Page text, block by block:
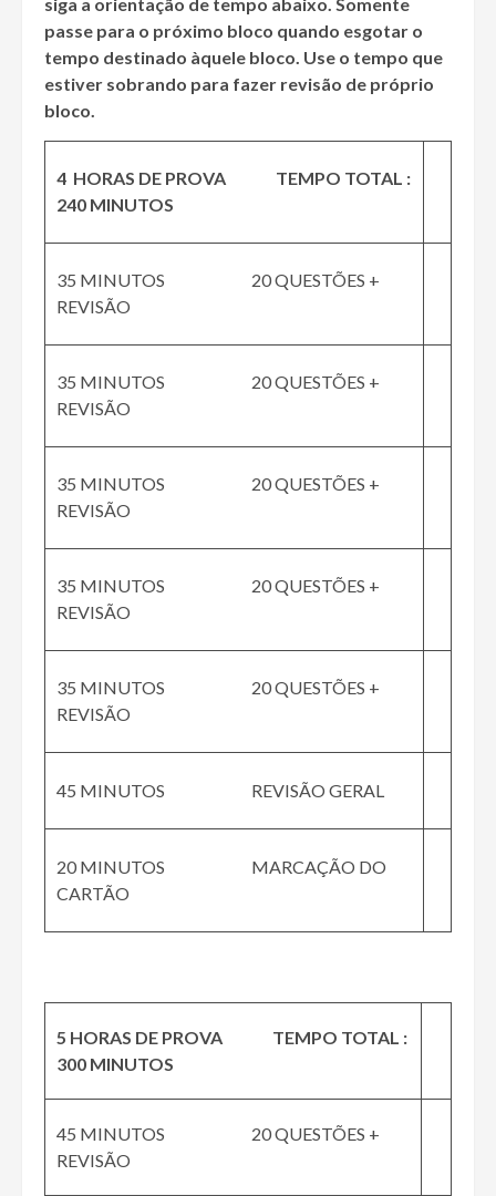
siga a orientação de tempo abaixo. Somente
passe para o próximo bloco quando esgotar o
tempo destinado àquele bloco. Use o tempo que
estiver sobrando para fazer revisão de próprio
bloco.
4 HORAS DE PROVA TEMPO TOTAL :
240 MINUTOS
35 MINUTOS 20 QUESTÕES +
REVISÃO
35 MINUTOS 20 QUESTÕES +
REVISÃO
35 MINUTOS 20 QUESTÕES +
REVISÃO
35 MINUTOS 20 QUESTÕES +
REVISÃO
35 MINUTOS 20 QUESTÕES +
REVISÃO
45 MINUTOS REVISÃO GERAL
20 MINUTOS MARCAÇÃO DO
CARTÃO
5 HORAS DE PROVA TEMPO TOTAL :
300 MINUTOS
45 MINUTOS 20 QUESTÕES +
REVISÃO